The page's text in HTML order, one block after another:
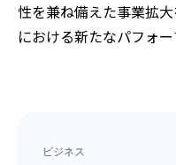
ビジネス
性を兼ね備えた事業拡
における新たなパフォ